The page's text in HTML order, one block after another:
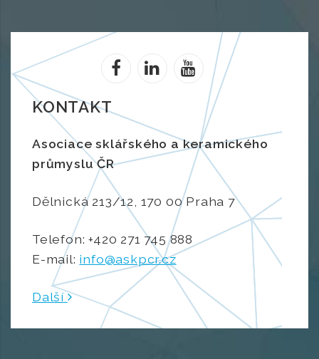
KONTAKT
Asociace sklářského a keramického
průmyslu ČR
Dělnická 213/12, 170 00 Praha 7
Telefon: +420 271 745 888
E-mail: info@askpcr.cz
Další